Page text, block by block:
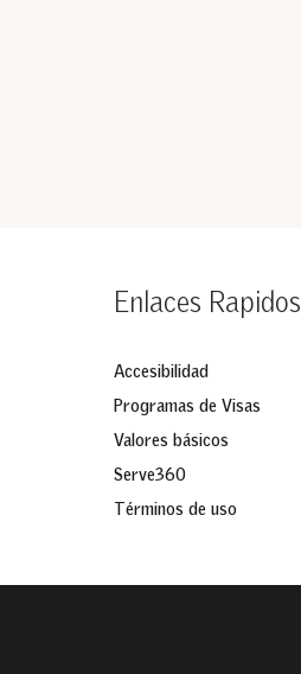
Enlaces Rapidos
Accesibilidad
Programas de Visas
Valores básicos
Serve360
Términos de uso